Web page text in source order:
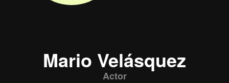
Mario Velásquez
Actor